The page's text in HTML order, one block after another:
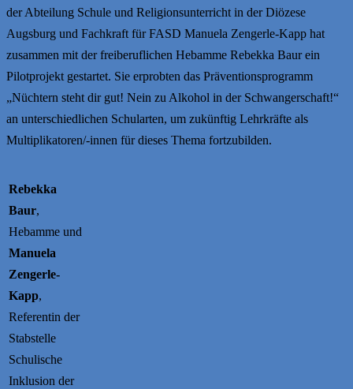
der Abteilung Schule und Religionsunterricht in der Diözese
Augsburg und Fachkraft für FASD Manuela Zengerle-Kapp hat
zusammen mit der freiberuflichen Hebamme Rebekka Baur ein
Pilotprojekt gestartet. Sie erprobten das Präventionsprogramm
„Nüchtern steht dir gut! Nein zu Alkohol in der Schwangerschaft!“
an unterschiedlichen Schularten, um zukünftig Lehrkräfte als
Multiplikatoren/-innen für dieses Thema fortzubilden.
Rebekka
Baur,
Hebamme und
Manuela
Zengerle-
Kapp,
Referentin der
Stabstelle
Schulische
Inklusion der